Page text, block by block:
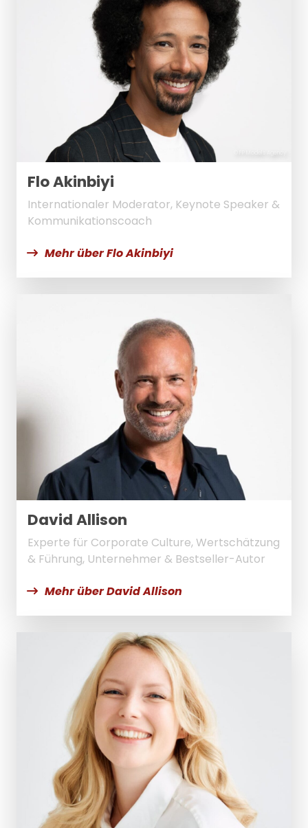
Flo Akinbiyi
Internationaler Moderator, Keynote Speaker &
Kommunikationscoach
Mehr über Flo Akinbiyi
David Allison
Experte für Corporate Culture, Wertschätzung
& Führung, Unternehmer & Bestseller-Autor
Mehr über David Allison